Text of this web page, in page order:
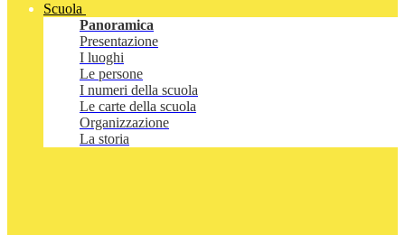
Scuola
Panoramica
Presentazione
I luoghi
Le persone
I numeri della scuola
Le carte della scuola
Organizzazione
La storia